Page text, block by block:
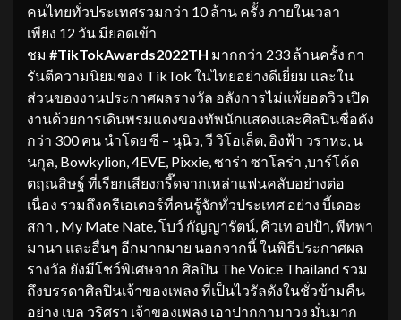
คนไทยทั่วประเทศรวมกว่า 10 ล้าน ครั้ง ภายในเวลา
เพียง 12 วัน มียอดเข้า
ชม #TikTokAwards2022TH มากกว่า 233 ล้านครั้ง กา
รันตีความนิยมของ TikTok ในไทยอย่างดีเยี่ยม และใน
ส่วนของงานประกาศผลรางวัล อลังการไม่แพ้ยอดวิว เปิด
งานด้วยการเดินพรมแดงของทัพนักแสดงและศิลปินชื่อดัง
กว่า 300 คน นำโดย ซี – นุนิว, วี วิโอเล็ต, อิงฟ้า วราหะ, น
นกุล, Bowkylion, 4EVE, Pixxie, ซาร่า ซาโลร่า ,บาร์โค้ด
ตฤณสิษฐ์ ที่เรียกเสียงกรี๊ดจากเหล่าแฟนคลับอย่างต่อ
เนื่อง รวมถึงครีเอเตอร์ที่คนรู้จักทั่วประเทศ อย่าง บี้เดอะ
สกา , My Mate Nate, โบว์ กัญญารัตน์, คิวเท อปป้า, พีทพา
มานา และอื่นๆ อีกมากมาย นอกจากนี้ ในพิธีประกาศผล
รางวัล ยังมีโชว์พิเศษจาก ศิลปิน The Voice Thailand รวม
ถึงบรรดาศิลปินเจ้าของเพลง ที่เป็นไวรัลดังในชั่วข้ามคืน
อย่าง เบล วริศรา เจ้าของเพลง เอาปากกามาวง มั่นมาก